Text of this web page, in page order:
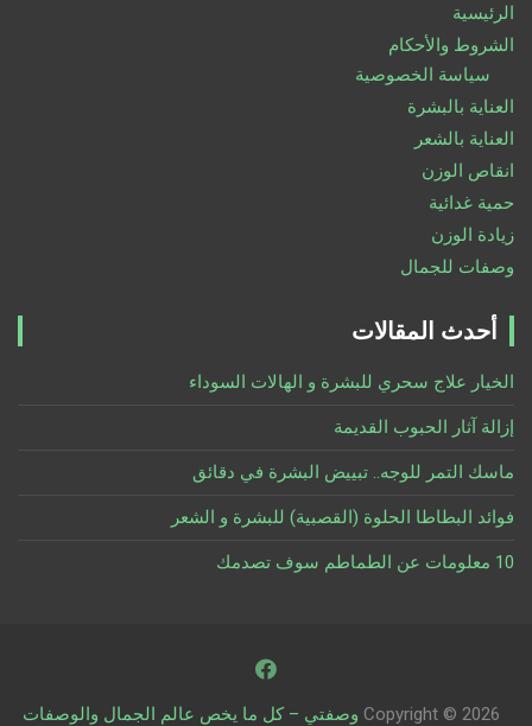
الرئيسية
الشروط والأحكام
سياسة الخصوصية
العناية بالبشرة
العناية بالشعر
انقاص الوزن
حمية غدائية
زيادة الوزن
وصفات للجمال
أحدث المقالات
الخيار علاج سحري للبشرة و الهالات السوداء
إزالة آثار الحبوب القديمة
ماسك التمر للوجه.. تبييض البشرة في دقائق
فوائد البطاطا الحلوة (القصبية) للبشرة و الشعر
10 معلومات عن الطماطم سوف تصدمك
Copyright © 2026 وصفتي – كل ما يخص عالم الجمال والوصفات